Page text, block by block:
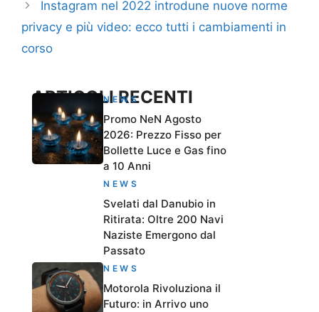
Instagram nel 2022 introdune nuove norme
privacy e più video: ecco tutti i cambiamenti in
corso
ARTICOLI RECENTI
NEWS
Promo NeN Agosto
2026: Prezzo Fisso per
Bollette Luce e Gas fino
a 10 Anni
NEWS
Svelati dal Danubio in
Ritirata: Oltre 200 Navi
Naziste Emergono dal
Passato
NEWS
Motorola Rivoluziona il
Futuro: in Arrivo uno